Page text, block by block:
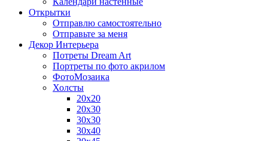
Открытки
Отправлю самостоятельно
Отправьте за меня
Декор Интерьера
Потреты Dream Art
Портреты по фото акрилом
ФотоМозаика
Холсты
20х20
20х30
30х30
30х40